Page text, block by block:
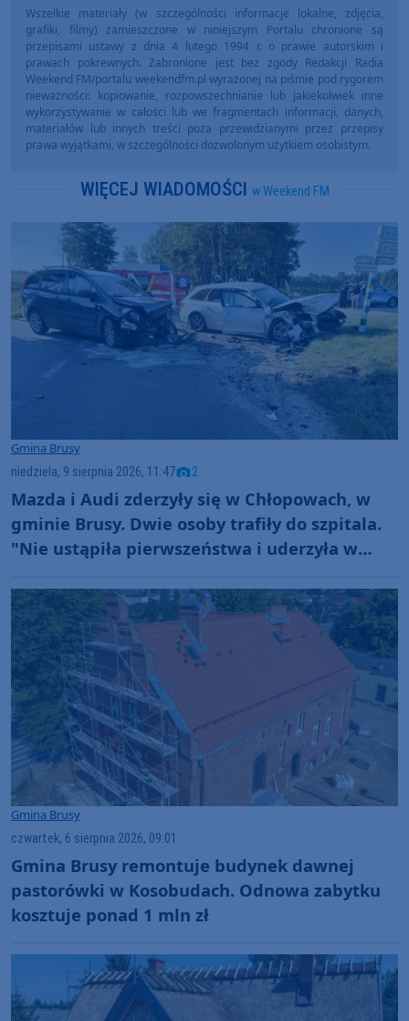
Wszelkie materiały (w szczególności informacje lokalne, zdjęcia,
grafiki, filmy) zamieszczone w niniejszym Portalu chronione są
przepisami ustawy z dnia 4 lutego 1994 r. o prawie autorskim i
prawach pokrewnych. Zabronione jest bez zgody Redakcji Radia
Weekend FM/portalu weekendfm.pl wyrażonej na piśmie pod rygorem
nieważności: kopiowanie, rozpowszechnianie lub jakiekolwiek inne
wykorzystywanie w całości lub we fragmentach informacji, danych,
materiałów lub innych treści poza przewidzianymi przez przepisy
prawa wyjątkami, w szczególności dozwolonym użytkiem osobistym.
WIĘCEJ WIADOMOŚCI w Weekend FM
Gmina Brusy
niedziela, 9 sierpnia 2026, 11:47 2
Mazda i Audi zderzyły się w Chłopowach, w
gminie Brusy. Dwie osoby trafiły do szpitala.
"Nie ustąpiła pierwszeństwa i uderzyła w
Gmina Brusy
czwartek, 6 sierpnia 2026, 09:01
Gmina Brusy remontuje budynek dawnej
pastorówki w Kosobudach. Odnowa zabytku
kosztuje ponad 1 mln zł